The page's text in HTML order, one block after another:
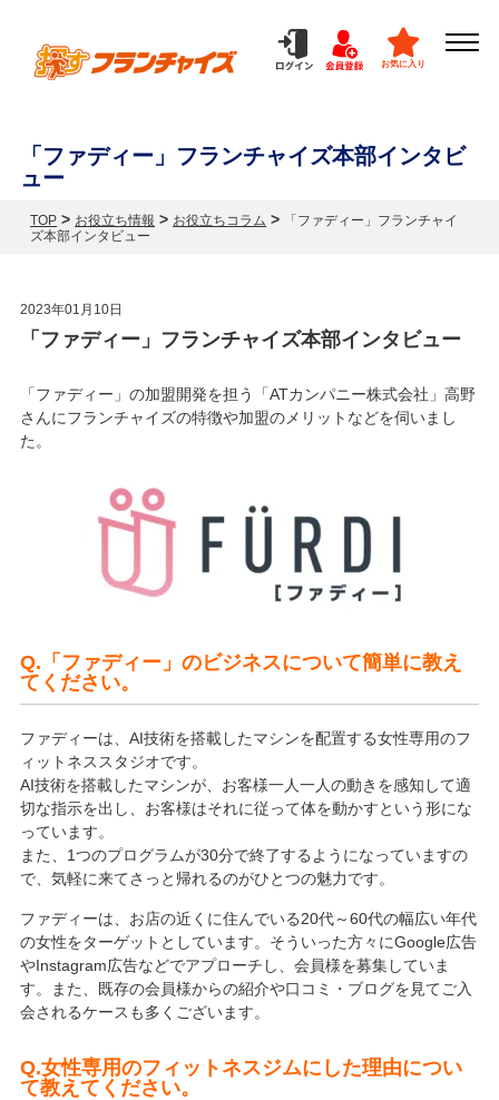
お気に入り
「ファディー」フランチャイズ本部インタビ
ュー
TOP > お役立ち情報 > お役立ちコラム >
「ファディー」フランチャイ
ズ本部インタビュー
2023年01月10日
「ファディー」フランチャイズ本部インタビュー
「ファディー」の加盟開発を担う「ATカンパニー株式会社」高野
さんにフランチャイズの特徴や加盟のメリットなどを伺いまし
た。
Q.「ファディー」のビジネスについて簡単に教え
てください。
ファディーは、AI技術を搭載したマシンを配置する女性専用のフ
ィットネススタジオです。
AI技術を搭載したマシンが、お客様一人一人の動きを感知して適
切な指示を出し、お客様はそれに従って体を動かすという形にな
っています。
また、1つのプログラムが30分で終了するようになっていますの
で、気軽に来てさっと帰れるのがひとつの魅力です。
ファディーは、お店の近くに住んでいる20代～60代の幅広い年代
の女性をターゲットとしています。そういった方々にGoogle広告
やInstagram広告などでアプローチし、会員様を募集していま
す。また、既存の会員様からの紹介や口コミ・ブログを見てご入
会されるケースも多くございます。
Q.女性専用のフィットネスジムにした理由につい
て教えてください。